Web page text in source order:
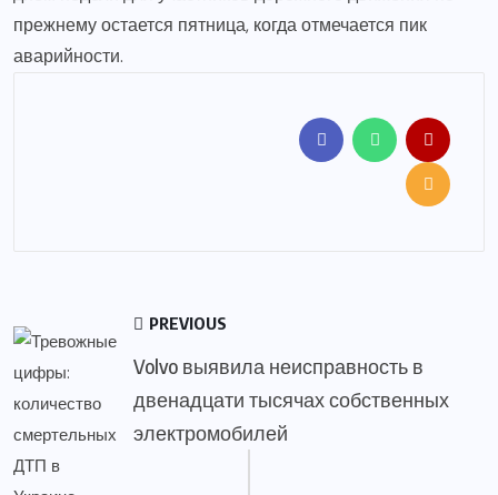
прежнему остается пятница, когда отмечается пик
аварийности.
PREVIOUS
Volvo выявила неисправность в
двенадцати тысячах собственных
электромобилей